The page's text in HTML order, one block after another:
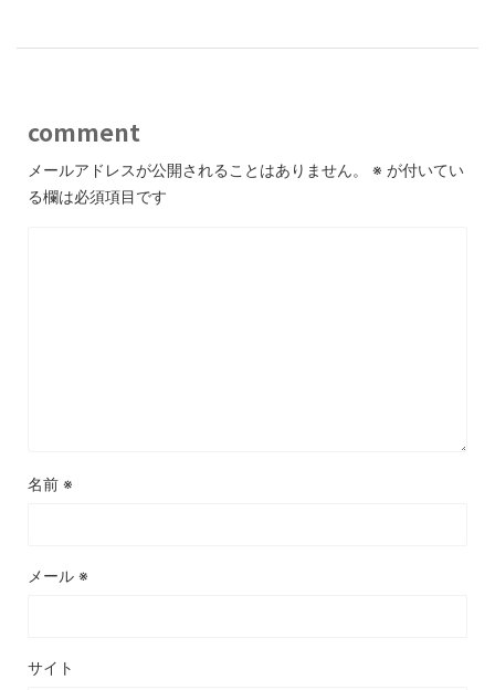
comment
メールアドレスが公開されることはありません。 ※ が付いてい
る欄は必須項目です
名前 ※
メール ※
サイト